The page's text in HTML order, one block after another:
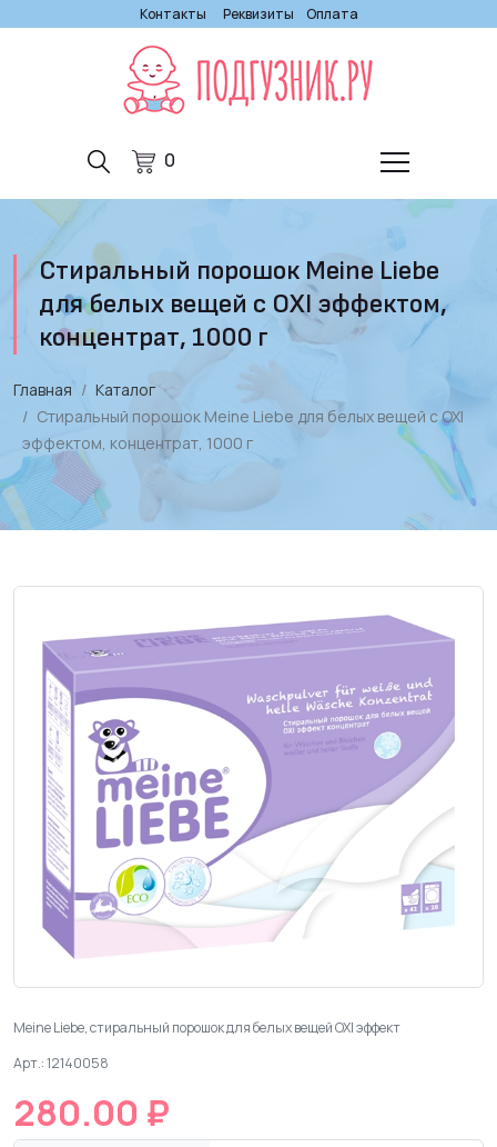
Контакты Реквизиты Оплата
0
Стиральный порошок Meine Liebe
для белых вещей с OXI эффектом,
концентрат, 1000 г
Главная
Каталог
Стиральный порошок Meine Liebe для белых вещей с OXI
эффектом, концентрат, 1000 г
Meine Liebe, cтиральный порошок для белых вещей OXI эффект
Арт.: 12140058
280.00 ₽